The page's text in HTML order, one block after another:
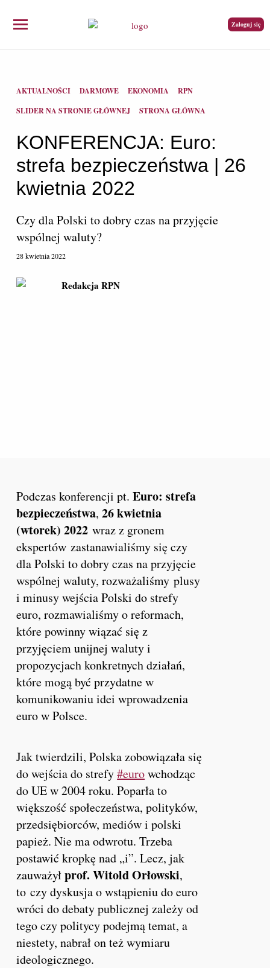
Zaloguj się
AKTUALNOŚCI DARMOWE EKONOMIA
RPN
SLIDER NA STRONIE GŁÓWNEJ
STRONA GŁÓWNA
KONFERENCJA: Euro:
strefa bezpieczeństwa | 26
kwietnia 2022
Czy dla Polski to dobry czas na przyjęcie
wspólnej waluty?
28 kwietnia 2022
Redakcja RPN
Podczas konferencji pt.Euro: strefa
bezpieczeństwa,26 kwietnia
(wtorek) 2022 wraz z gronem
ekspertów zastanawialiśmy się czy
dla Polski to dobry czas na przyjęcie
wspólnej waluty, rozważaliśmy plusy
i minusy wejścia Polski do strefy
euro, rozmawialiśmy o reformach,
które powinny wiązać się z
przyjęciem unijnej waluty i
propozycjach konkretnych działań,
które mogą być przydatne w
komunikowaniu idei wprowadzenia
euro w Polsce.
Jak twierdzili, Polska zobowiązała się
do wejścia do strefy#eurowchodząc
do UE w 2004 roku. Poparła to
większość społeczeństwa, polityków,
przedsiębiorców, mediów i polski
papież. Nie ma odwrotu. Trzeba
postawić kropkę nad „i”.Lecz, jak
zauważyłprof. Witold Orłowski,
to czy dyskusja o wstąpieniu do euro
wróci do debaty publicznej zależy od
tego czy politycy podejmą temat, a
niestety, nabrał on też wymiaru
ideologicznego.